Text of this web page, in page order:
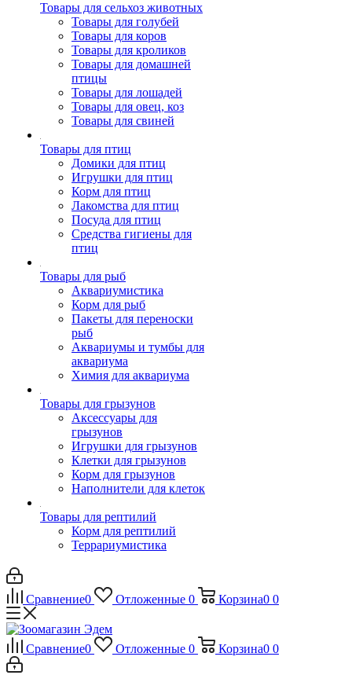
Товары для сельхоз животных
Товары для голубей
Товары для коров
Товары для кроликов
Товары для домашней
птицы
Товары для лошадей
Товары для овец, коз
Товары для свиней
Товары для птиц
Домики для птиц
Игрушки для птиц
Корм для птиц
Лакомства для птиц
Посуда для птиц
Средства гигиены для
птиц
Товары для рыб
Аквариумистика
Корм для рыб
Пакеты для переноски
рыб
Аквариумы и тумбы для
аквариума
Химия для аквариума
Товары для грызунов
Аксессуары для
грызунов
Игрушки для грызунов
Клетки для грызунов
Корм для грызунов
Наполнители для клеток
Товары для рептилий
Корм для рептилий
Террариумистика
Сравнение0 Отложенные 0 Корзина0 0
Сравнение0 Отложенные 0 Корзина0 0